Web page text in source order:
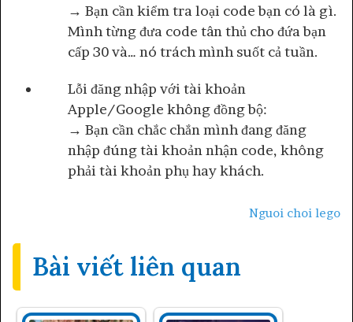
→ Bạn cần kiểm tra loại code bạn có là gì.
Mình từng đưa code tân thủ cho đứa bạn
cấp 30 và… nó trách mình suốt cả tuần.
Lỗi đăng nhập với tài khoản
Apple/Google không đồng bộ:
→ Bạn cần chắc chắn mình đang đăng
nhập đúng tài khoản nhận code, không
phải tài khoản phụ hay khách.
Nguoi choi lego
Bài viết liên quan